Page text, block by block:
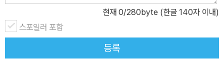
신부는 거미가 즐겨 부르는 구슬픈 노래가 영 께름칙하다. “빨간 나무
는 시작이고 거꾸로 비는 끝이다. 거꾸로 비가 내리면 바람이 부는 곳
부는 뭔가 찜찜하지만 파리 식구들이 벌인 너무너무 즐거운 ‘칠일치
현재 0/280byte (한글 140자 이내)
스포일러 포함
등록